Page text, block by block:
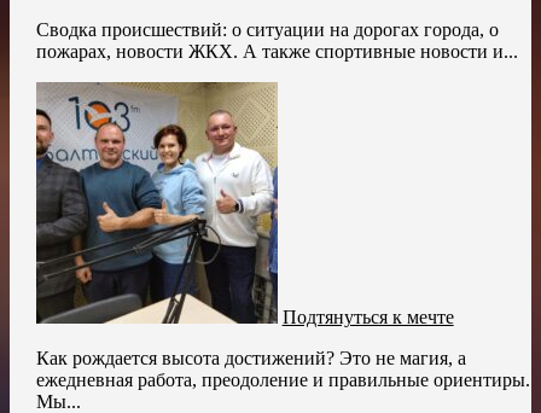
Сводка происшествий: о ситуации на дорогах города, о
пожарах, новости ЖКХ. А также спортивные новости и...
Подтянуться к мечте
Как рождается высота достижений? Это не магия, а
ежедневная работа, преодоление и правильные ориентиры.
Мы...